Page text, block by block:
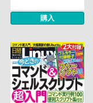
購入